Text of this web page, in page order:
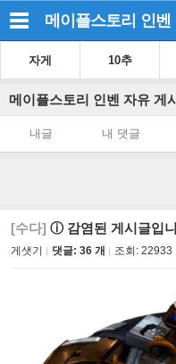
메이플스토리 인벤
자게 10추
메이플스토리 인벤 자유 게
내글 내 댓글
[수다] ⓘ 감염된 게시글입
게샛기 댓글: 36 개 조회: 22933